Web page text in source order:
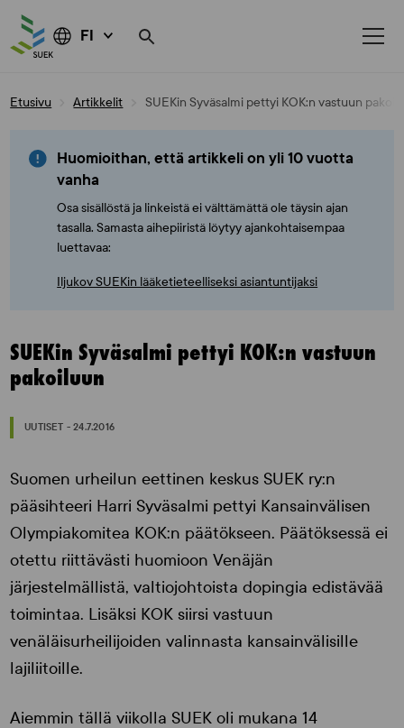
FI
Etusivu Artikkelit SUEKin Syväsalmi pettyi KOK:n vastuun
Huomioithan, että artikkeli on yli 10 vuotta
vanha
Osa sisällöstä ja linkeistä ei välttämättä ole täysin ajan
tasalla. Samasta aihepiiristä löytyy ajankohtaisempaa
luettavaa:
Iljukov SUEKin lääketieteelliseksi asiantuntijaksi
SUEKin Syväsalmi pettyi KOK:n vastuun
pakoiluun
UUTISET - 24.7.2016
Suomen urheilun eettinen keskus SUEK ry:n
pääsihteeri Harri Syväsalmi pettyi Kansainvälisen
Olympiakomitea KOK:n päätökseen. Päätöksessä ei
otettu riittävästi huomioon Venäjän
järjestelmällistä, valtiojohtoista dopingia edistävää
toimintaa. Lisäksi KOK siirsi vastuun
venäläisurheilijoiden valinnasta kansainvälisille
lajiliitoille.
Aiemmin tällä viikolla SUEK oli mukana 14